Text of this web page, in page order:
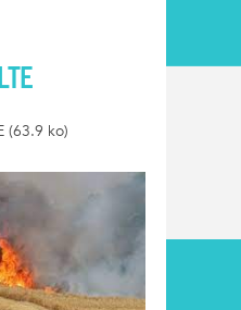
(63.9 ko)